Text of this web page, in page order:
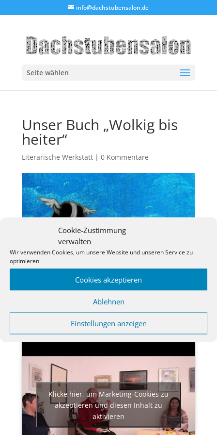
Cookie-Zustimmung
verwalten
Wir verwenden Cookies, um unsere Website und unseren Service zu
optimieren.
Cookies akzeptieren
Ablehnen
Einstellungen anzeigen
info@dachstubensalon.de
Seite wählen
Unser Buch „Wolkig bis
heiter“
Literarische Werkstatt| 0 Kommentare
ist erschienen und im Buchhandel erhältlich unter
der ISBN 978-3-947880-03-4 für 9,90 €
eine Lesevorschau findet sich unter der Literarischen
Werkstatt
Klicke hier, um Marketing-Cookies zu
akzeptieren und diesen Inhalt zu
aktivieren